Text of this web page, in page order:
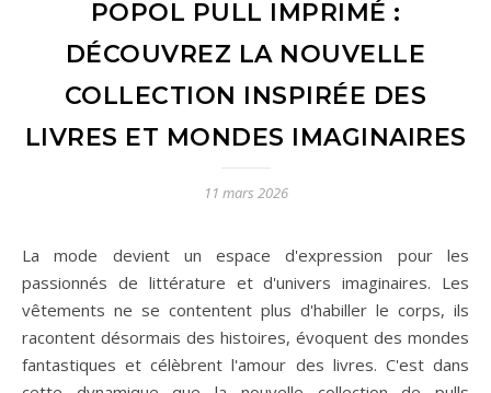
POPOL PULL IMPRIMÉ :
DÉCOUVREZ LA NOUVELLE
COLLECTION INSPIRÉE DES
LIVRES ET MONDES IMAGINAIRES
11 mars 2026
La mode devient un espace d'expression pour les
passionnés de littérature et d'univers imaginaires. Les
vêtements ne se contentent plus d'habiller le corps, ils
racontent désormais des histoires, évoquent des mondes
fantastiques et célèbrent l'amour des livres. C'est dans